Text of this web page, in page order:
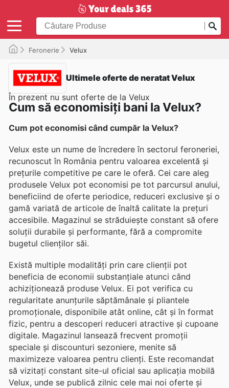
Feronerie Velux
Ultimele oferte de neratat Velux
În prezent nu sunt oferte de la Velux
Cum să economisiți bani la Velux?
Cum pot economisi când cumpăr la Velux?
Velux este un nume de încredere în sectorul feroneriei,
recunoscut în România pentru valoarea excelentă și
prețurile competitive pe care le oferă. Cei care aleg
produsele Velux pot economisi pe tot parcursul anului,
beneficiind de oferte periodice, reduceri exclusive și o
gamă variată de articole de înaltă calitate la prețuri
accesibile. Magazinul se străduiește constant să ofere
soluții durabile și performante, fără a compromite
bugetul clienților săi.
Există multiple modalități prin care clienții pot
beneficia de economii substanțiale atunci când
achiziționează produse Velux. Ei pot verifica cu
regularitate anunțurile săptămânale și pliantele
promoționale, disponibile atât online, cât și în format
fizic, pentru a descoperi reduceri atractive și cupoane
digitale. Magazinul lansează frecvent promoții
speciale și discounturi sezoniere, menite să
maximizeze valoarea pentru clienți. Este recomandat
să vizitați constant site-ul oficial sau aplicația mobilă
Velux, unde se publică zilnic cele mai noi oferte și